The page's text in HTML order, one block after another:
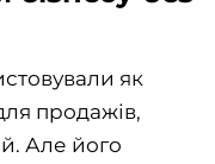
як
продажів,
Але його